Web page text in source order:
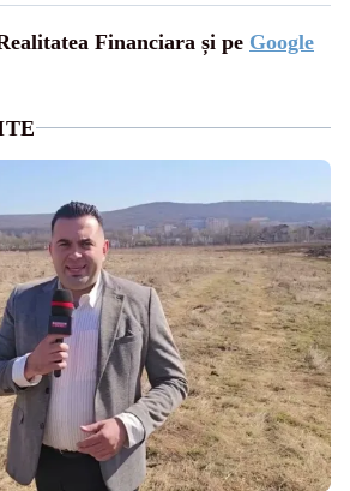
Financiara și pe Google